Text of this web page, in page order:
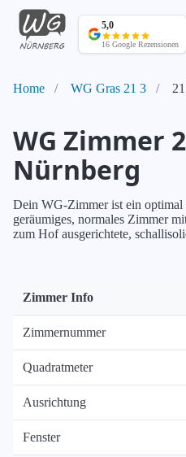
WG
Nürnberg
Startseite
5,0
16 Google Rezensionen
Home WG Gras 21 3
WG Zimmer
Nürnberg
Dein WG-Zimmer ist ein optimal
geräumiges, normales Zimmer
zum Hof ausgerichtete,
Zimmer Info
Zimmernummer
Quadratmeter
Ausrichtung
Fenster